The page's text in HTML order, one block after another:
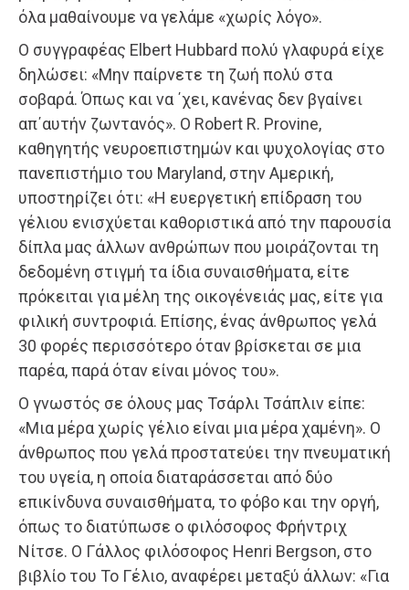
όλα μαθαίνουμε να γελάμε «χωρίς λόγο».
Ο συγγραφέας Elbert Hubbard πολύ γλαφυρά είχε
δηλώσει: «Μην παίρνετε τη ζωή πολύ στα
σοβαρά. Όπως και να ΄χει, κανένας δεν βγαίνει
απ΄αυτήν ζωντανός». Ο Robert R. Provine,
καθηγητής νευροεπιστημών και ψυχολογίας στο
πανεπιστήμιο του Maryland, στην Αμερική,
υποστηρίζει ότι: «Η ευεργετική επίδραση του
γέλιου ενισχύεται καθοριστικά από την παρουσία
δίπλα μας άλλων ανθρώπων που μοιράζονται τη
δεδομένη στιγμή τα ίδια συναισθήματα, είτε
πρόκειται για μέλη της οικογένειάς μας, είτε για
φιλική συντροφιά. Επίσης, ένας άνθρωπος γελά
30 φορές περισσότερο όταν βρίσκεται σε μια
παρέα, παρά όταν είναι μόνος του».
Ο γνωστός σε όλους μας Τσάρλι Τσάπλιν είπε:
«Μια μέρα χωρίς γέλιο είναι μια μέρα χαμένη». Ο
άνθρωπος που γελά προστατεύει την πνευματική
του υγεία, η οποία διαταράσσεται από δύο
επικίνδυνα συναισθήματα, το φόβο και την οργή,
όπως το διατύπωσε ο φιλόσοφος Φρήντριχ
Νίτσε. Ο Γάλλος φιλόσοφος Henri Bergson, στο
βιβλίο του Το Γέλιο, αναφέρει μεταξύ άλλων: «Για